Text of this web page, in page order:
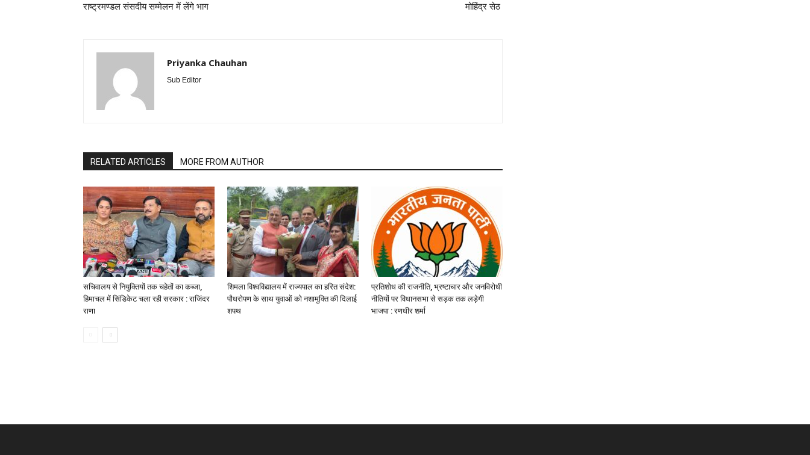
राष्ट्रमण्डल संसदीय सम्मेलन में लेंगे भाग
मोहिंद्र सेठ
Priyanka Chauhan
Sub Editor
RELATED ARTICLES MORE FROM AUTHOR
सचिवालय से नियुक्तियों तक चहेतों का कब्जा,
हिमाचल में सिंडिकेट चला रही सरकार : राजिंदर
राणा
शिमला विश्वविद्यालय में राज्यपाल का हरित संदेश:
पौधरोपण के साथ युवाओं को नशामुक्ति की दिलाई
शपथ
प्रतिशोध की राजनीति, भ्रष्टाचार और जनविरोधी
नीतियों पर विधानसभा से सड़क तक लड़ेगी
भाजपा : रणधीर शर्मा